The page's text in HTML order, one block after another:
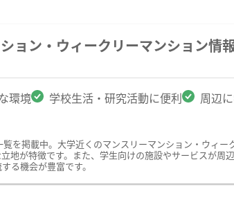
ョン・ウィークリーマンション情
環境 学校生活・研究活動に便利 周辺
を掲載中。大学近くのマンスリーマンション・ウィ
地が特徴です。また、学生向けの施設やサービスが周
る機会が豊富です。